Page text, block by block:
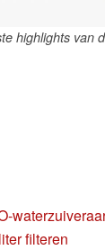
highlights van
filteren